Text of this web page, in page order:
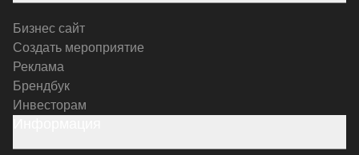
Бизнес сайт
Создать мероприятие
Реклама
Брендбук
Инвесторам